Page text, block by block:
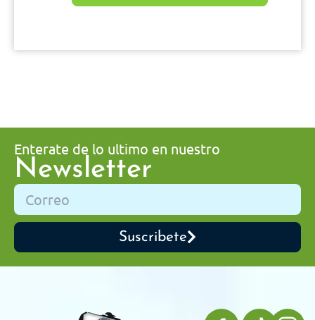
Enterate de lo ultimo en nuestro
Newsletter
Suscribete